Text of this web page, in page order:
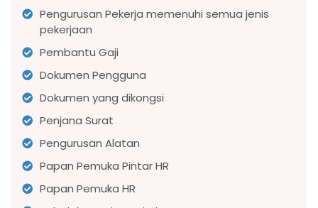
Pengurusan Pekerja memenuhi semua jenis
pekerjaan
Pembantu Gaji
Dokumen Pengguna
Dokumen yang dikongsi
Penjana Surat
Pengurusan Alatan
Papan Pemuka Pintar HR
Papan Pemuka HR